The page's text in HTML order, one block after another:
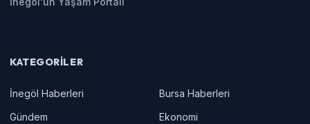
KATEGORILER
İnegöl Haberleri
Bursa Haberleri
Gündem
Ekonomi